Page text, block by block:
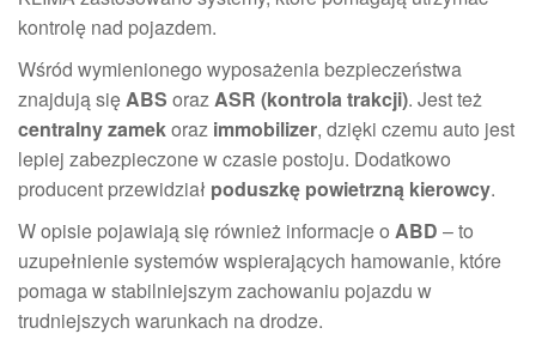
kontrolę nad pojazdem.
Wśród wymienionego wyposażenia bezpieczeństwa
znajdują sięABS orazASR (kontrola trakcji). Jest też
centralny zamekoraz immobilizer, dzięki czemu auto jest
lepiej zabezpieczone w czasie postoju. Dodatkowo
producent przewidział poduszkę powietrzną kierowcy.
W opisie pojawiają się również informacje o ABD – to
uzupełnienie systemów wspierających hamowanie, które
pomaga w stabilniejszym zachowaniu pojazdu w
trudniejszych warunkach na drodze.